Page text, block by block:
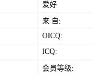
爱好
来 自:
OICQ:
ICQ:
会员等级: